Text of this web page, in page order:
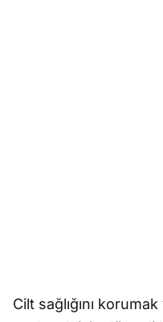
Cilt sağlığını